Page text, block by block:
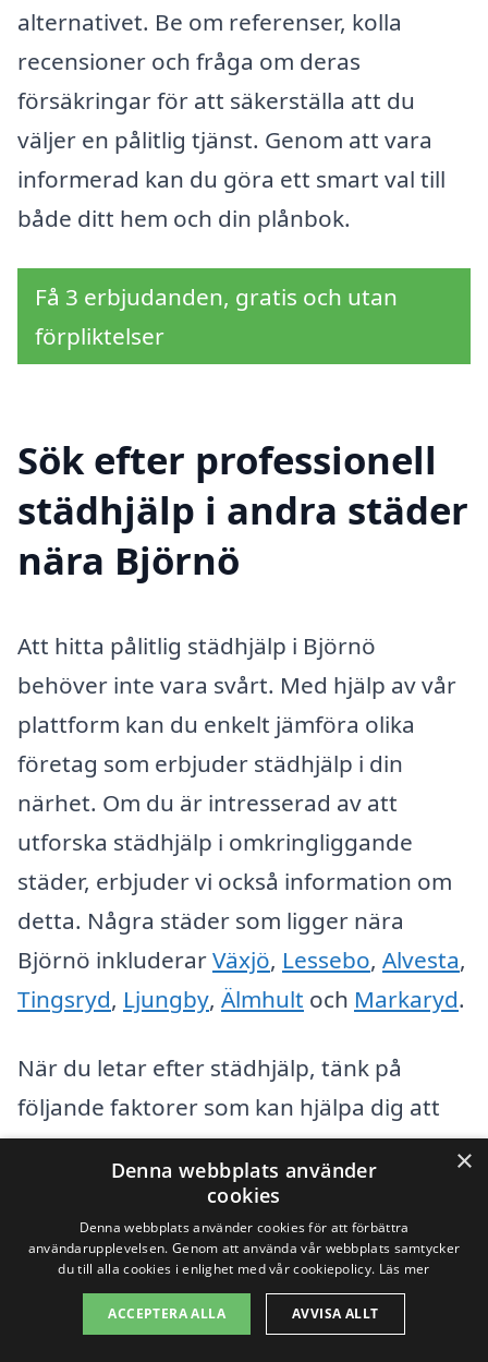
alternativet. Be om referenser, kolla
recensioner och fråga om deras
försäkringar för att säkerställa att du
väljer en pålitlig tjänst. Genom att vara
informerad kan du göra ett smart val till
både ditt hem och din plånbok.
Få 3 erbjudanden, gratis och utan
förpliktelser
Sök efter professionell
städhjälp i andra städer
nära Björnö
Att hitta pålitlig städhjälp i Björnö
behöver inte vara svårt. Med hjälp av vår
plattform kan du enkelt jämföra olika
företag som erbjuder städhjälp i din
närhet. Om du är intresserad av att
utforska städhjälp i omkringliggande
städer, erbjuder vi också information om
detta. Några städer som ligger nära
Björnö inkluderarVäxjö, Lessebo, Alvesta,
Tingsryd, Ljungby, Älmhult och Markaryd.
När du letar efter städhjälp, tänk på
följande faktorer som kan hjälpa dig att
fatta ett informerat beslut:
Erfarenhet och kvalifikationer hos
städföretaget
Priser och tillgängliga paketlösningar
×
Denna webbplats använder
cookies
Denna webbplats använder cookies för att förbättra
användarupplevelsen. Genom att använda vår webbplats samtycker
du till alla cookies i enlighet med vår cookiepolicy. Läs mer
ACCEPTERA ALLA AVVISA ALLT